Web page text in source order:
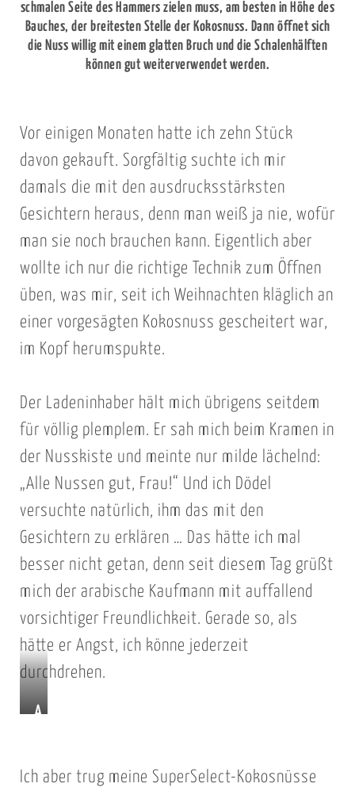
schmalen Seite des Hammers zielen muss, am besten in Höhe des
Bauches, der breitesten Stelle der Kokosnuss. Dann öffnet sich
die Nuss willig mit einem glatten Bruch und die Schalenhälften
können gut weiterverwendet werden.
Vor einigen Monaten hatte ich zehn Stück
davon gekauft. Sorgfältig suchte ich mir
damals die mit den ausdrucksstärksten
Gesichtern heraus, denn man weiß ja nie, wofür
man sie noch brauchen kann. Eigentlich aber
wollte ich nur die richtige Technik zum Öffnen
üben, was mir, seit ich Weihnachten kläglich an
einer vorgesägten Kokosnuss gescheitert war,
im Kopf herumspukte.
Der Ladeninhaber hält mich übrigens seitdem
für völlig plemplem. Er sah mich beim Kramen in
der Nusskiste und meinte nur milde lächelnd:
„Alle Nussen gut, Frau!“ Und ich Dödel
versuchte natürlich, ihm das mit den
Gesichtern zu erklären … Das hätte ich mal
besser nicht getan, denn seit diesem Tag grüßt
mich der arabische Kaufmann mit auffallend
vorsichtiger Freundlichkeit. Gerade so, als
hätte er Angst, ich könne jederzeit
durchdrehen.
A
r
Ich aber trug meine SuperSelect-Kokosnüsse